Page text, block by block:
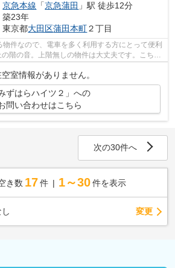
京急本線 「京急蒲田 」駅 徒歩12分
築23年
東京都大田区蒲田本町２丁目
件なので、電車を多く利用する方にとって便利
階の音。上階無しの物件は大丈夫です。こちら
室情報がありません。
みずはらハイツ２」への
問い合わせはこちら
次の30件へ
き数 17 件 1～30 件を表示
変更